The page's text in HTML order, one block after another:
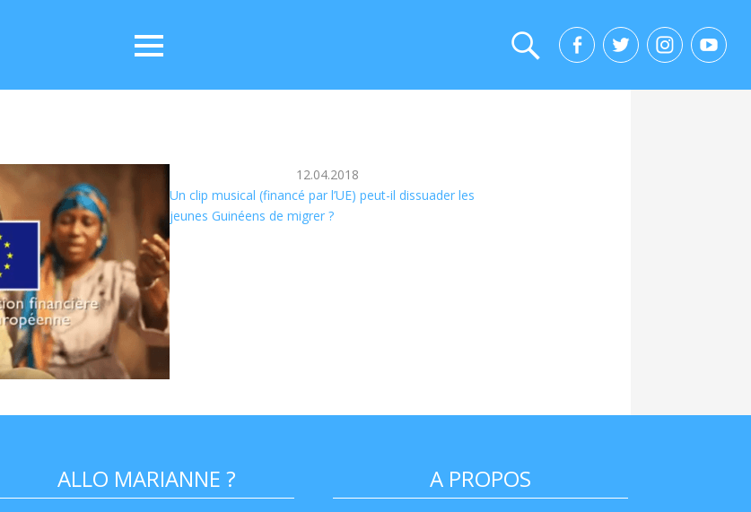
12.04.2018
Un clip musical (financé par l’UE) peut-il dissuader les
jeunes Guinéens de migrer ?
ALLO MARIANNE ? A PROPOS